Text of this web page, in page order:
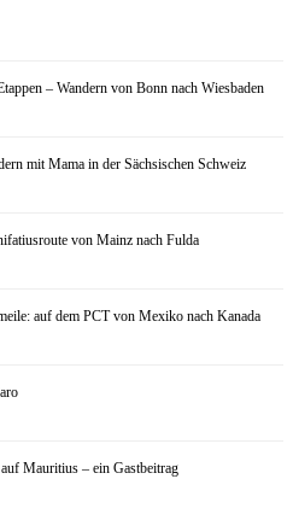
– Wandern von Bonn nach Wiesbaden
mit Mama in der Sächsischen Schweiz
von Mainz nach Fulda
auf dem PCT von Mexiko nach Kanada
Mauritius – ein Gastbeitrag